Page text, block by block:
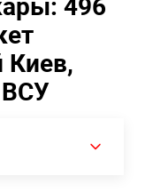
Киев,